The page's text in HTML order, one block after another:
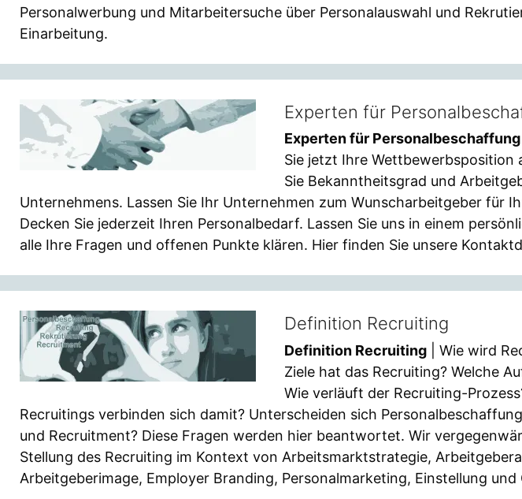
Personalwerbung und Mitarbeitersuche über Personalauswahl und
Einarbeitung.
Experten für
Experten für
Sie jetzt Ihre Wettbewerbsposition
Sie Bekanntheitsgrad und
Unternehmens. Lassen Sie Ihr Unternehmen zum Wunscharbeitgeber für
Decken Sie jederzeit Ihren Personalbedarf. Lassen Sie uns in einem
alle Ihre Fragen und offenen Punkte klären. Hier finden Sie unsere
Definition Recruiting
Definition Recruiting | Wie wird
Ziele hat das Recruiting? Welche
Wie verläuft der Recruiting-
Recruitings verbinden sich damit? Unterscheiden sich
und Recruitment? Diese Fragen werden hier beantwortet. Wir
Stellung des Recruiting im Kontext von Arbeitsmarktstrategie,
Arbeitgeberimage, Employer Branding, Personalmarketing, Einstellung und